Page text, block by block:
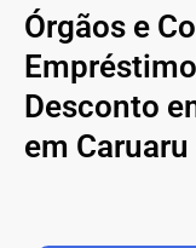
Órgãos e
Desconto
em Caruaru